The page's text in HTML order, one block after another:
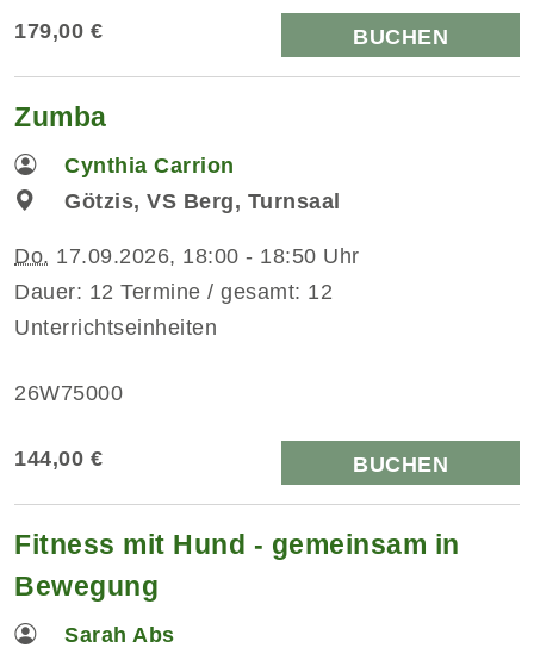
179,00 € BUCHEN
Zumba
Cynthia Carrion
Götzis, VS Berg, Turnsaal
Do. 17.09.2026, 18:00 - 18:50 Uhr
Dauer: 12 Termine / gesamt: 12
Unterrichtseinheiten
26W75000
144,00 € BUCHEN
Fitness mit Hund - gemeinsam in
Bewegung
Sarah Abs